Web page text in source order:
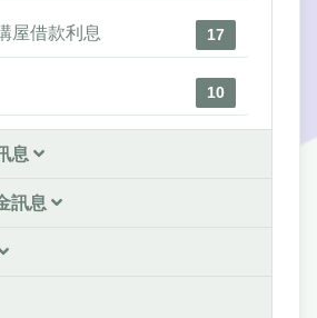
屋借款利息 17
10
息
訊息